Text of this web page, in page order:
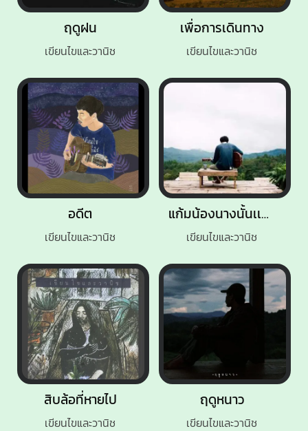
แก้มน้องนางนั้นเเดงกว่าใคร
เขียนไขและวานิช
อดีต
เขียนไขและวานิช
ฤดูฝน
เขียนไขและวานิช
สิบล้อที่หายไป
เขียนไขและวานิช
เพื่อการเดินทาง
เขียนไขและวานิช
ฤดูหนาว
เขียนไขและวานิช